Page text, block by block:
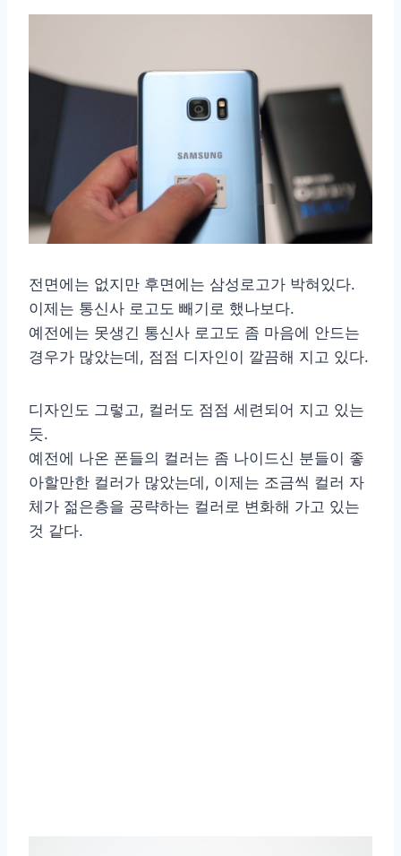
전면에는 없지만 후면에는 삼성로고가 박혀있다.
이제는 통신사 로고도 빼기로 했나보다.
예전에는 못생긴 통신사 로고도 좀 마음에 안드는
경우가 많았는데, 점점 디자인이 깔끔해 지고 있다.
디자인도 그렇고, 컬러도 점점 세련되어 지고 있는
듯.
예전에 나온 폰들의 컬러는 좀 나이드신 분들이 좋
아할만한 컬러가 많았는데, 이제는 조금씩 컬러 자
체가 젊은층을 공략하는 컬러로 변화해 가고 있는
것 같다.